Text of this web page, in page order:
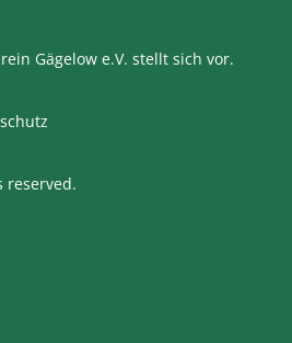
Gägelow e.V. stellt sich vor.